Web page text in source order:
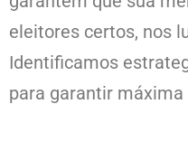
eleitores certos, nos
Identificamos
para garantir